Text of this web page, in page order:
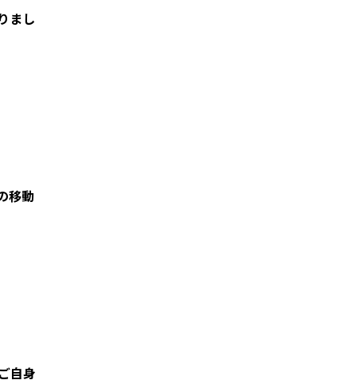
まし
移動
自身